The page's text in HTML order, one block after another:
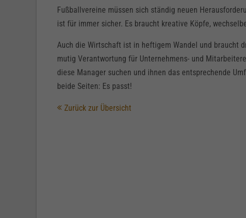
Fußballvereine müssen sich ständig neuen
ist für immer sicher. Es braucht kreative Köpfe,
Auch die Wirtschaft ist in heftigem Wandel und braucht
mutig Verantwortung für Unternehmens- und
diese Manager suchen und ihnen das entsprechende
beide Seiten: Es passt!
Zurück zur Übersicht